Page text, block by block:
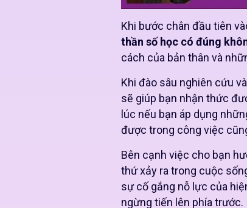
Khi bước chân đầu tiên
thần số học có đúng
cách của bản thân và
Khi đào sâu nghiên cứu
sẽ giúp bạn nhận thức
lúc nếu bạn áp dụng
được trong công việc
Bên cạnh việc cho bạn
thứ xảy ra trong cuộc
sự cố gắng nỗ lực của
ngừng tiến lên phía trước.